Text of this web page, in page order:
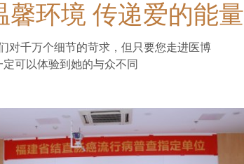
馨环境 传递爱的能量
对千万个细节的苛求，但只要您走进医博
定可以体验到她的与众不同